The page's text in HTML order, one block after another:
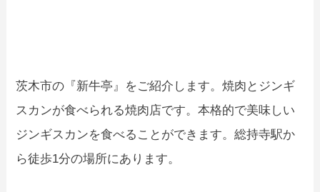
茨木市の『新牛亭』をご紹介します。焼肉とジンギ
スカンが食べられる焼肉店です。本格的で美味しい
ジンギスカンを食べることができます。総持寺駅か
ら徒歩1分の場所にあります。